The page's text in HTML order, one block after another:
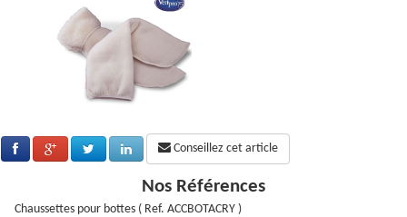
Conseillez cet article
Nos Références
Chaussettes pour bottes ( Ref. ACCBOTACRY )